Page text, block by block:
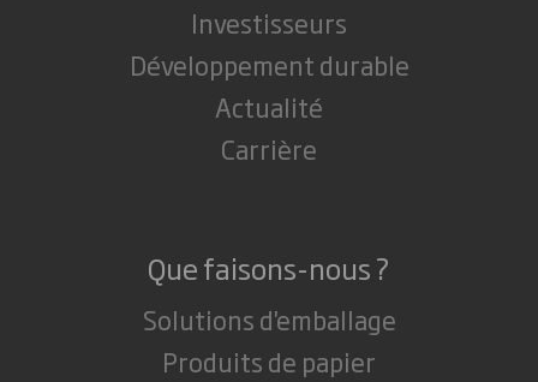
Investisseurs
Développement durable
Actualité
Carrière
Que faisons-nous ?
Solutions d'emballage
Produits de papier